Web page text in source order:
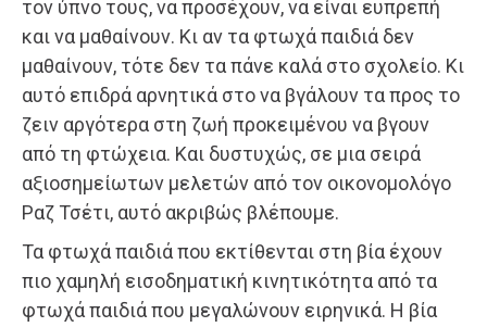
τον ύπνο τους, να προσέχουν, να είναι ευπρεπή
και να μαθαίνουν. Κι αν τα φτωχά παιδιά δεν
μαθαίνουν, τότε δεν τα πάνε καλά στο σχολείο. Κι
αυτό επιδρά αρνητικά στο να βγάλουν τα προς το
ζειν αργότερα στη ζωή προκειμένου να βγουν
από τη φτώχεια. Και δυστυχώς, σε μια σειρά
αξιοσημείωτων μελετών από τον οικονομολόγο
Ραζ Τσέτι, αυτό ακριβώς βλέπουμε.
Τα φτωχά παιδιά που εκτίθενται στη βία έχουν
πιο χαμηλή εισοδηματική κινητικότητα από τα
φτωχά παιδιά που μεγαλώνουν ειρηνικά. Η βία